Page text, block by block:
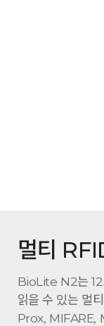
멀티
BioLite N2는
읽을 수 있는 멀
Prox, MIFARE,